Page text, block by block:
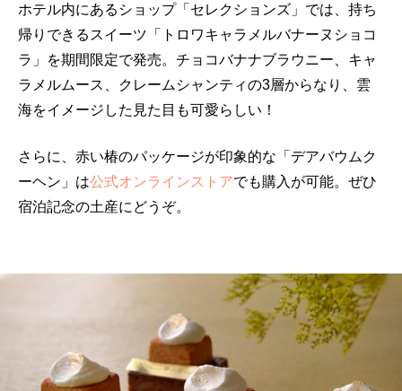
ホテル内にあるショップ「セレクションズ」では、持ち
帰りできるスイーツ「トロワキャラメルバナーヌショコ
ラ」を期間限定で発売。チョコバナナブラウニー、キャ
ラメルムース、クレームシャンティの3層からなり、雲
海をイメージした見た目も可愛らしい！
さらに、赤い椿のパッケージが印象的な「デアバウムク
ーヘン」は公式オンラインストアでも購入が可能。ぜひ
宿泊記念の土産にどうぞ。